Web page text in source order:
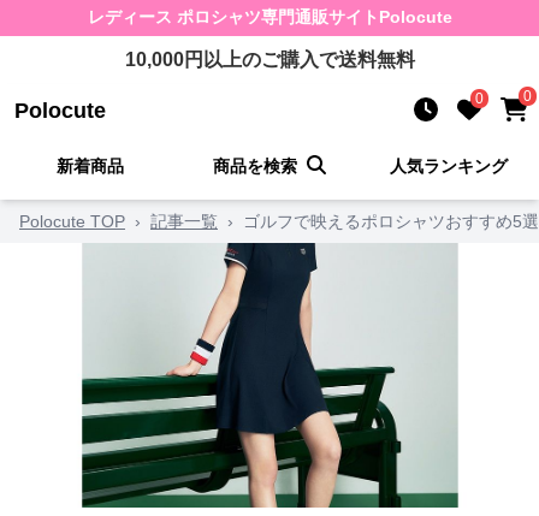
レディース ポロシャツ専門通販サイト Polocute
10,000円以上のご購入で送料無料
Polocute 0 0
新着商品 商品を検索 人気ランキング
Polocute TOP › 記事一覧 › ゴルフで映えるポロシャツおすすめ5選